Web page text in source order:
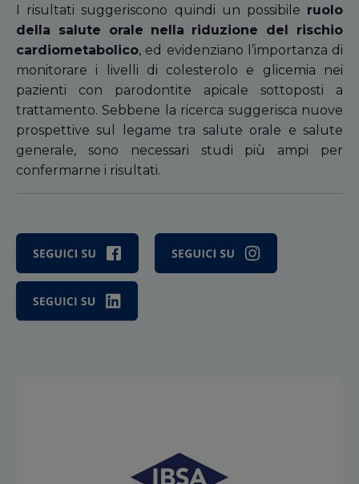
I risultati suggeriscono quindi un possibile ruolo
della salute orale nella riduzione del rischio
cardiometabolico, ed evidenziano l’importanza di
monitorare i livelli di colesterolo e glicemia nei
pazienti con parodontite apicale sottoposti a
trattamento. Sebbene la ricerca suggerisca nuove
prospettive sul legame tra salute orale e salute
generale, sono necessari studi più ampi per
confermarne i risultati.